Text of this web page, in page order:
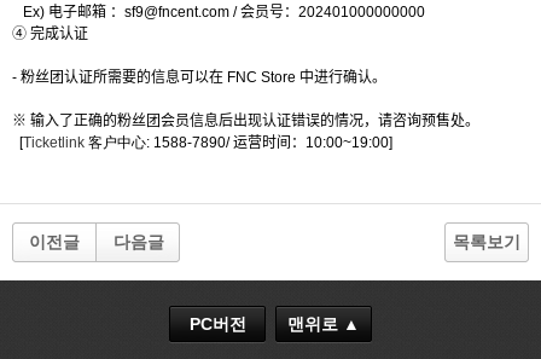
Ex) 电子邮箱 ： sf9@fncent.com /会员号： 202401000000000
④ 完成认证
- 粉丝团认证所需要的信息可以在 FNC Store 中进行确认。
※ 输入了正确的粉丝团会员信息后出现认证错误的情况，请咨询预售处。
[Ticketlink 客户中心: 1588-7890/运营时间： 10:00~19:00]
이전글 다음글 목록보기
PC버전 맨위로 ▲